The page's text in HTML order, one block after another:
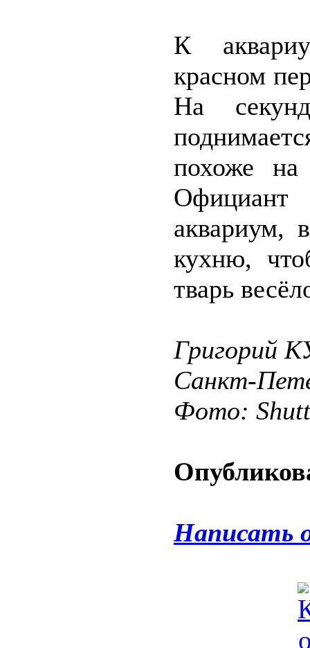
К
красном
На
похоже
аквариум,
кухню,
тварь
Григорий
Санкт-
Фото:
Написать